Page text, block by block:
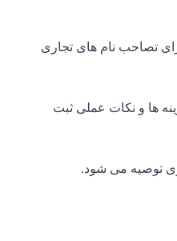
برای تصاحب نام های تجاری
ها و نکات عملی ثبت
توصیه می شود.